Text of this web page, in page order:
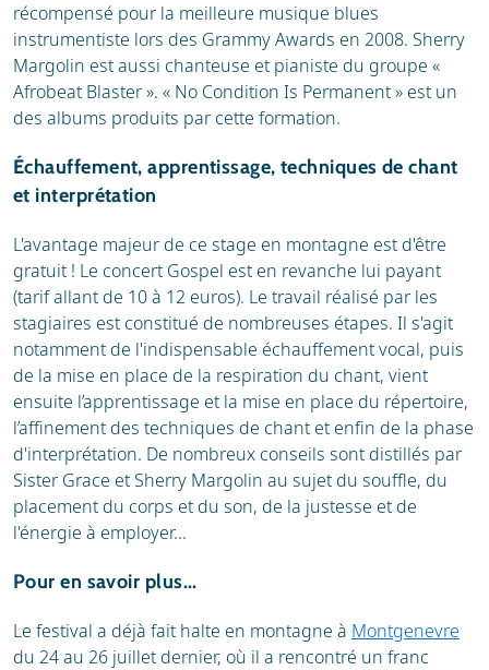
récompensé pour la meilleure musique blues
instrumentiste lors des Grammy Awards en 2008. Sherry
Margolin est aussi chanteuse et pianiste du groupe «
Afrobeat Blaster ». « No Condition Is Permanent » est un
des albums produits par cette formation.
Échauffement, apprentissage, techniques de chant
et interprétation
L'avantage majeur de ce stage en montagne est d'être
gratuit ! Le concert Gospel est en revanche lui payant
(tarif allant de 10 à 12 euros). Le travail réalisé par les
stagiaires est constitué de nombreuses étapes. Il s'agit
notamment de l'indispensable échauffement vocal, puis
de la mise en place de la respiration du chant, vient
ensuite l’apprentissage et la mise en place du répertoire,
l’affinement des techniques de chant et enfin de la phase
d'interprétation. De nombreux conseils sont distillés par
Sister Grace et Sherry Margolin au sujet du souffle, du
placement du corps et du son, de la justesse et de
l'énergie à employer...
Pour en savoir plus...
Le festival a déjà fait halte en montagne à Montgenevre
du 24 au 26 juillet dernier, où il a rencontré un franc